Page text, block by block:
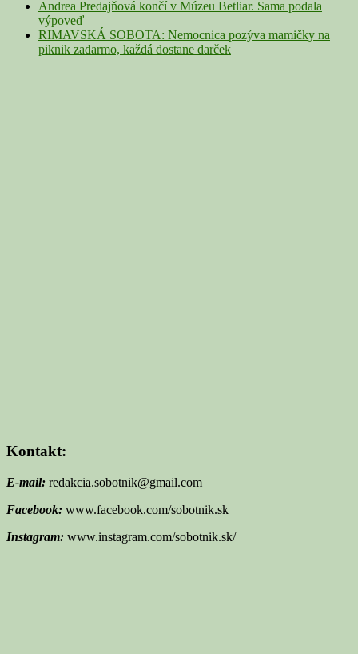
Andrea Predajňová končí v Múzeu Betliar. Sama podala
výpoveď
RIMAVSKÁ SOBOTA: Nemocnica pozýva mamičky na
piknik zadarmo, každá dostane darček
Kontakt:
E-mail: redakcia.sobotnik@gmail.com
Facebook: www.facebook.com/sobotnik.sk
Instagram: www.instagram.com/sobotnik.sk/